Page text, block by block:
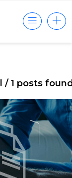
/ 1 posts